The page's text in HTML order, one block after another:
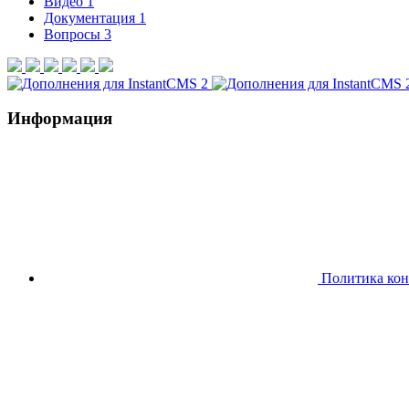
Документация 1
Вопросы 3
Информация
Политика